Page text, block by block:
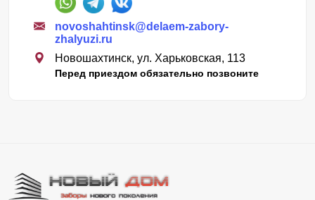
novoshahtinsk@delaem-zabory-
zhalyuzi.ru
Новошахтинск, ул. Харьковская, 113
Перед приездом обязательно позвоните